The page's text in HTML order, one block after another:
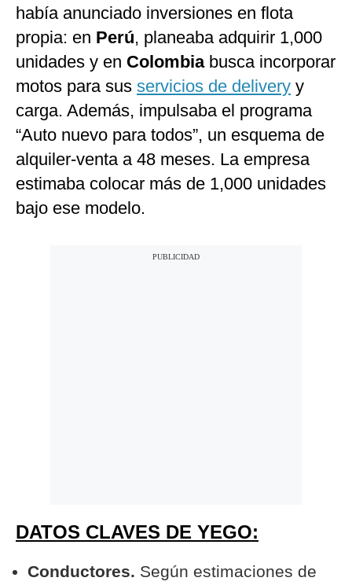
había anunciado inversiones en flota
propia: en Perú, planeaba adquirir 1,000
unidades y en Colombiabusca incorporar
motos para sus servicios de delivery y
carga. Además, impulsaba el programa
“Auto nuevo para todos”, un esquema de
alquiler-venta a 48 meses. La empresa
estimaba colocar más de 1,000 unidades
bajo ese modelo.
DATOS CLAVES DE YEGO:
Conductores. Según estimaciones de